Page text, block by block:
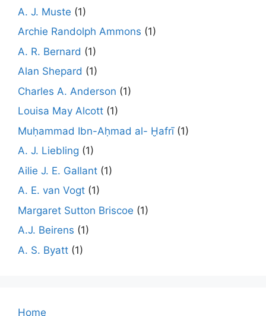
A. J. Muste (1)
Archie Randolph Ammons (1)
A. R. Bernard (1)
Alan Shepard (1)
Charles A. Anderson (1)
Louisa May Alcott (1)
Muḥammad Ibn-Aḥmad al- Ḫafrī(1)
A. J. Liebling (1)
Ailie J. E. Gallant (1)
A. E. van Vogt (1)
Margaret Sutton Briscoe (1)
A.J. Beirens (1)
A. S. Byatt (1)
Home